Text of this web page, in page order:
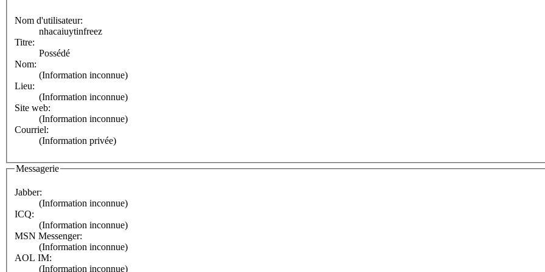
Nom d'utilisateur:
nhacaiuytinfreez
Titre:
Possédé
Nom:
(Information inconnue)
Lieu:
(Information inconnue)
Site web:
(Information inconnue)
Courriel:
(Information privée)
Messagerie
Jabber:
(Information inconnue)
ICQ:
(Information inconnue)
MSN Messenger:
(Information inconnue)
AOL IM:
(Information inconnue)